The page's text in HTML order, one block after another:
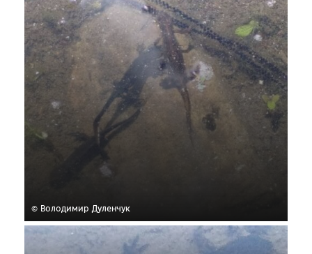
© Володимир Дуленчук